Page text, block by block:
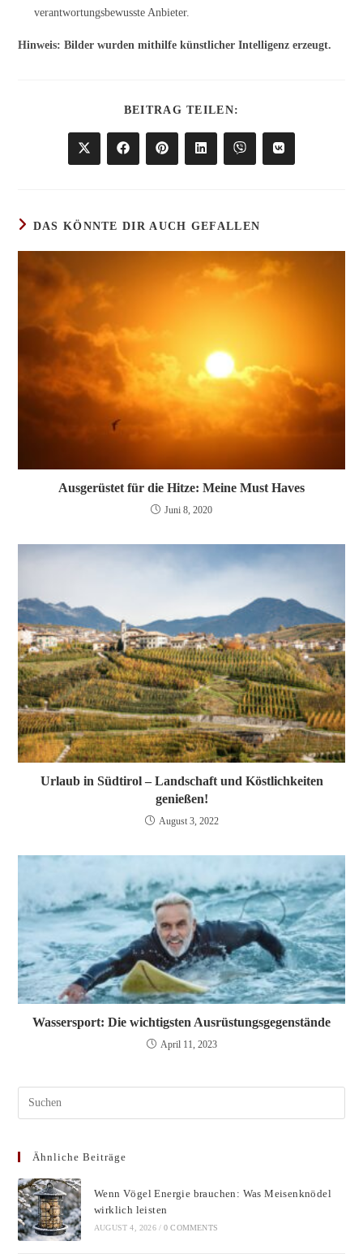
verantwortungsbewusste Anbieter.
Hinweis: Bilder wurden mithilfe künstlicher Intelligenz erzeugt.
BEITRAG TEILEN:
TEILEN
Öffnet
in
Öffnet
in
Öffnet
in
Öffnet
in
Öffnet
in
Öffnet
in
DAS KÖNNTE DIR AUCH GEFALLEN
Ausgerüstet für die Hitze: Meine Must Haves
Juni 8, 2020
Urlaub in Südtirol – Landschaft und Köstlichkeiten
genießen!
August 3, 2022
Wassersport: Die wichtigsten Ausrüstungsgegenstände
April 11, 2023
Ähnliche Beiträge
Wenn Vögel Energie brauchen: Was Meisenknödel
wirklich leisten
AUGUST 4, 2026 / 0 COMMENTS